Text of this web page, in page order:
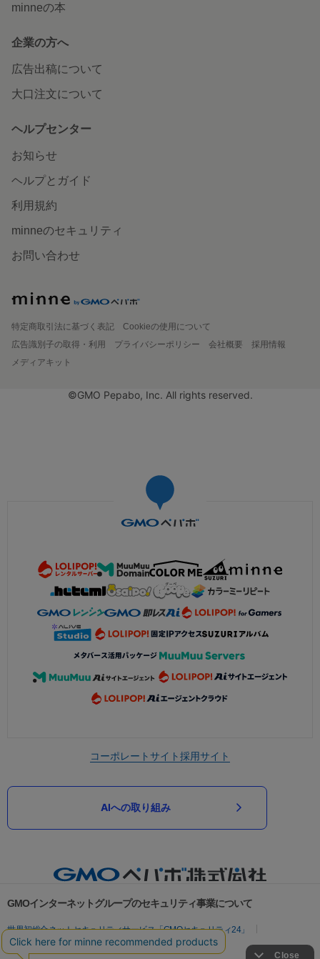
minneの本
企業の方へ
広告出稿について
大口注文について
ヘルプセンター
お知らせ
ヘルプとガイド
利用規約
minneのセキュリティ
お問い合わせ
特定商取引法に基づく表記
Cookieの使用について
広告識別子の取得・利用
プライバシーポリシー 会社概要
採用情報
メディアキット
©GMO Pepabo, Inc. All rights reserved.
コーポレートサイト採用サイト
AIへの取り組み
GMOインターネットグループのセキュリティ事業について
世界初総合ネットセキュリティサービス「GMOセキュリティ24」
パスワード漏洩診断
Webサイトリスク診断